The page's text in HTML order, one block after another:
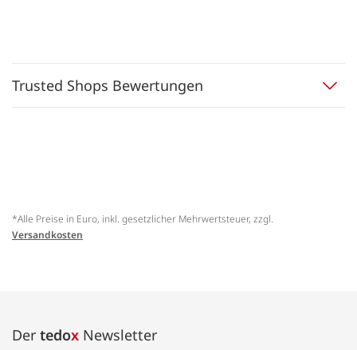
Trusted Shops Bewertungen
*Alle Preise in Euro, inkl. gesetzlicher Mehrwertsteuer, zzgl.
Versandkosten
Der tedox Newsletter